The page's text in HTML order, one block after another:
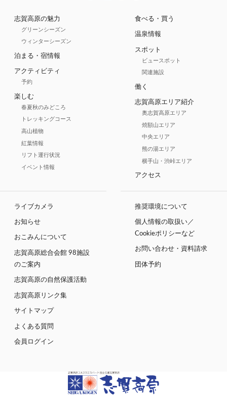
志賀高原の魅力
グリーンシーズン
ウィンターシーズン
泊まる・宿情報
アクティビティ
予約
楽しむ
春夏秋のみどころ
トレッキングコース
高山植物
紅葉情報
リフト運行状況
イベント情報
食べる・買う
温泉情報
スポット
ビュースポット
関連施設
働く
志賀高原エリア紹介
奥志賀高原エリア
焼額山エリア
中央エリア
熊の湯エリア
横手山・渋峠エリア
アクセス
ライブカメラ
お知らせ
おこみんについて
志賀高原総合会館 98施設
のご案内
志賀高原の自然保護活動
志賀高原リンク集
サイトマップ
よくある質問
会員ログイン
推奨環境について
個人情報の取扱い／
Cookieポリシーなど
お問い合わせ・資料請求
団体予約